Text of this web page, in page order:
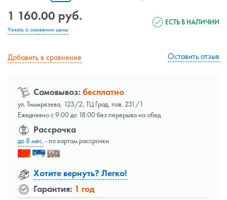
1 160.00 руб.
Узнать о снижении цены
ЕСТЬ В НАЛИЧИИ
Добавить в сравнение Оставить отзыв
Самовывоз: бесплатно
ул. Тимирязева, 123/2, ТЦ Град, пав. 231/1
Ежедневно с 9:00 до 18:00 без перерыва на обед
Рассрочка
до 8 мес.- по картам рассрочки
Хотите вернуть? Легко!
Гарантия: 1 год